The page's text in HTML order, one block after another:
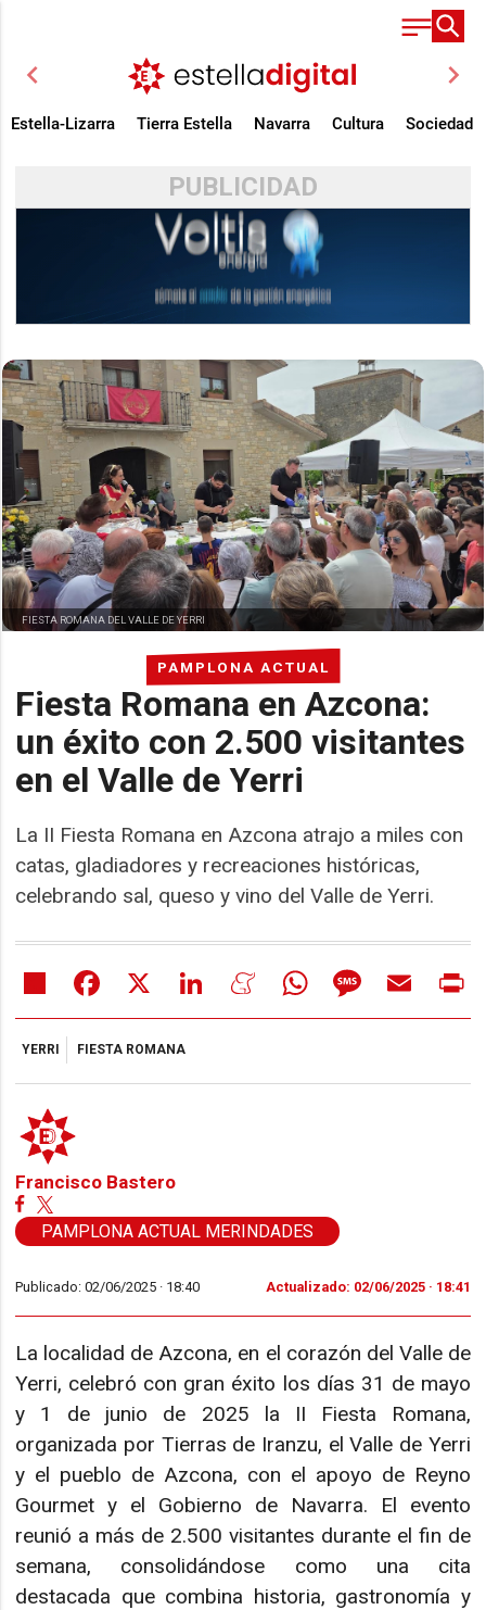
chevron_left chevron_right
Estella-Lizarra Tierra Estella Navarra Cultura Sociedad
PUBLICIDAD
PAMPLONA ACTUAL
Fiesta Romana en Azcona:
un éxito con 2.500 visitantes
en el Valle de Yerri
La II Fiesta Romana en Azcona atrajo a miles con
catas, gladiadores y recreaciones históricas,
celebrando sal, queso y vino del Valle de Yerri.
FIESTA ROMANA DEL VALLE DE YERRI
Share Facebook LinkedIn MeneameWhatsAppMessageEmail
YERRI FIESTA ROMANA
Francisco Bastero
PAMPLONA ACTUAL MERINDADES
Publicado: 02/06/2025 · 18:40 Actualizado: 02/06/2025 · 18:41
La localidad de Azcona, en el corazón del Valle de
Yerri, celebró con gran éxito los días 31 de mayo
y 1 de junio de 2025 la II Fiesta Romana,
organizada por Tierras de Iranzu, el Valle de Yerri
y el pueblo de Azcona, con el apoyo de Reyno
Gourmet y el Gobierno de Navarra. El evento
reunió a más de 2.500 visitantes durante el fin de
semana, consolidándose como una cita
destacada que combina historia, gastronomía y